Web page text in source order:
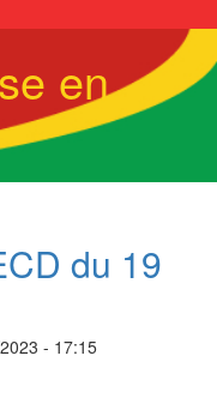
en
du 19
- 17:15